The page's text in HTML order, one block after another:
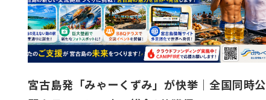
宮古島発「みゃーくずみ」が快挙｜全国同時公